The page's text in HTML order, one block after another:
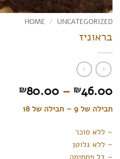
HOME / UNCATEGORIZED
בראוניז
₪46.00
–
₪80.00
Price
חבילה של 9 – חבילה של 18
– ללא סוכר
– ללא גלוטן